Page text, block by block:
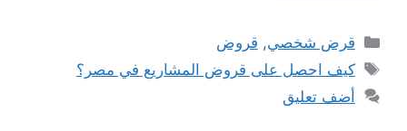
التصنيفات
قرض شخصي, قروض
الوسوم
كيف احصل على قروض المشاريع في مصر؟
أضف تعليق